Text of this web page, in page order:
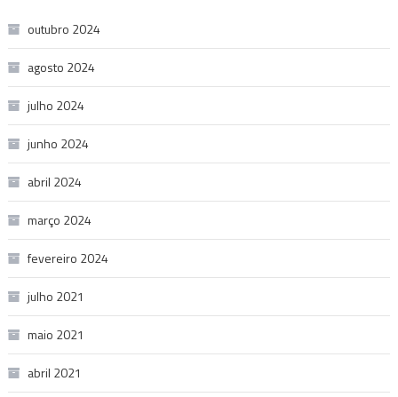
outubro 2024
agosto 2024
julho 2024
junho 2024
abril 2024
março 2024
fevereiro 2024
julho 2021
maio 2021
abril 2021